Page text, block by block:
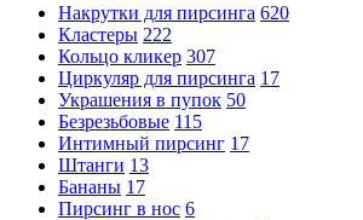
Накрутки для пирсинга 620
Кластеры 222
Кольцо кликер 307
Циркуляр для пирсинга 17
Украшения в пупок 50
Безрезьбовые 115
Интимный пирсинг 17
Штанги 13
Бананы 17
Пирсинг в нос 6